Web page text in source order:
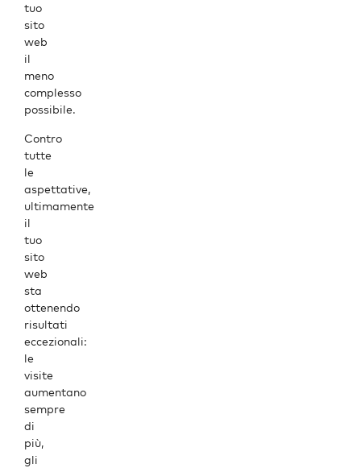
tuo
sito
web
il
meno
complesso
possibile.
Contro
tutte
le
aspettative,
ultimamente
il
tuo
sito
web
sta
ottenendo
risultati
eccezionali:
le
visite
aumentano
sempre
di
più,
gli